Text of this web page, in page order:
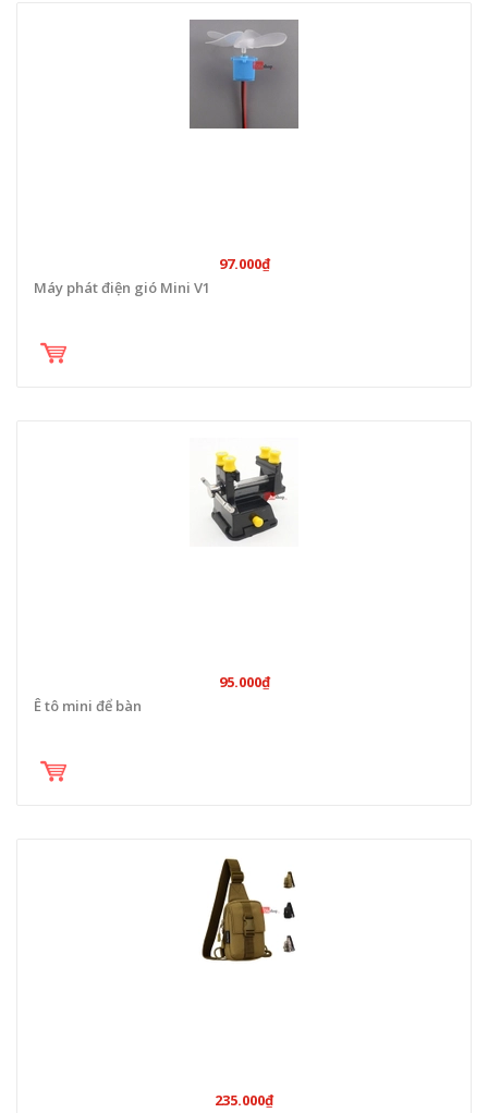
97.000₫
Máy phát điện gió Mini V1
95.000₫
Ê tô mini để bàn
235.000₫